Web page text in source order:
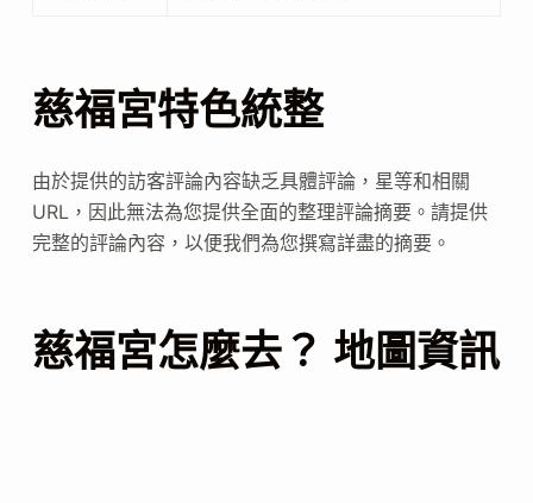
慈福宮特色統整
由於提供的訪客評論內容缺乏具體評論，星等和相關
URL，因此無法為您提供全面的整理評論摘要。請提供
完整的評論內容，以便我們為您撰寫詳盡的摘要。
慈福宮怎麼去？ 地圖資訊